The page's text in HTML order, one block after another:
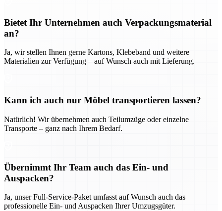
Bietet Ihr Unternehmen auch Verpackungsmaterial
an?
Ja, wir stellen Ihnen gerne Kartons, Klebeband und weitere
Materialien zur Verfügung – auf Wunsch auch mit Lieferung.
Kann ich auch nur Möbel transportieren lassen?
Natürlich! Wir übernehmen auch Teilumzüge oder einzelne
Transporte – ganz nach Ihrem Bedarf.
Übernimmt Ihr Team auch das Ein- und
Auspacken?
Ja, unser Full-Service-Paket umfasst auf Wunsch auch das
professionelle Ein- und Auspacken Ihrer Umzugsgüter.